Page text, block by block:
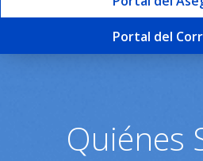
Portal del
¿Quiénes
Quiénes